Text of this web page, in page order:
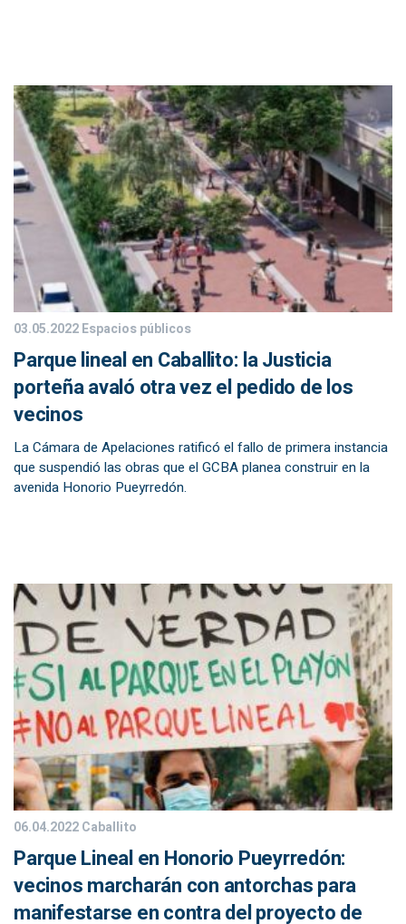
03.05.2022Espacios públicos
Parque lineal en Caballito: la Justicia
porteña avaló otra vez el pedido de los
vecinos
La Cámara de Apelaciones ratificó el fallo de primera instancia
que suspendió las obras que el GCBA planea construir en la
avenida Honorio Pueyrredón.
06.04.2022Caballito
Parque Lineal en Honorio Pueyrredón:
vecinos marcharán con antorchas para
manifestarse en contra del proyecto de